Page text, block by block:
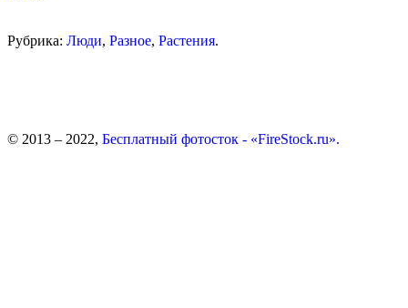
Рубрика: Люди, Разное, Растения.
© 2013 – 2022, Бесплатный фотосток - «FireStock.ru».